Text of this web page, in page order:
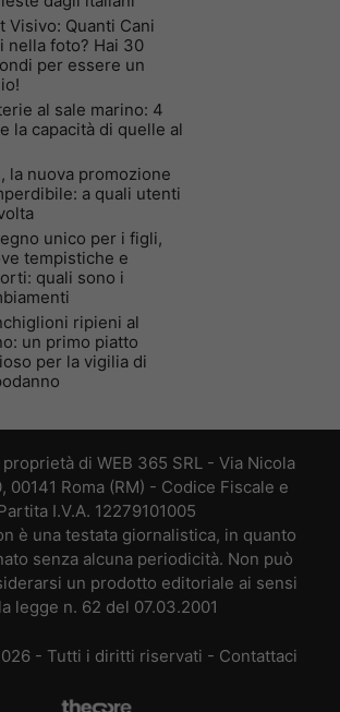
Visivo: Quanti Cani
nella foto? Hai 30
per essere un
al sale marino: 4
la capacità di quelle al
la nuova promozione
a quali utenti
unico per i figli,
tempistiche e
quali sono i
ripieni al
un primo piatto
per la vigilia di
di WEB 365 SRL - Via Nicola
00141 Roma (RM) - Codice Fiscale e
I.V.A. 12279101005
è una testata giornalistica, in quanto
senza alcuna periodicità. Non può
un prodotto editoriale ai sensi
legge n. 62 del 07.03.2001
- Tutti i diritti riservati - Contattaci